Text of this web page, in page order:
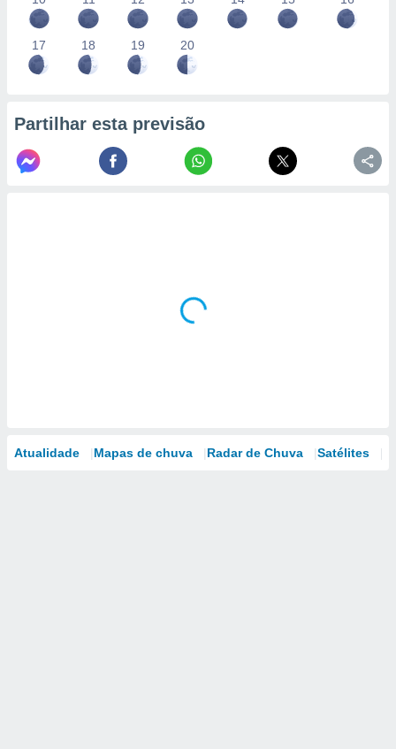
17 18 19 20
Partilhar esta previsão
Atualidade Mapas de chuva Radar de Chuva Satélites